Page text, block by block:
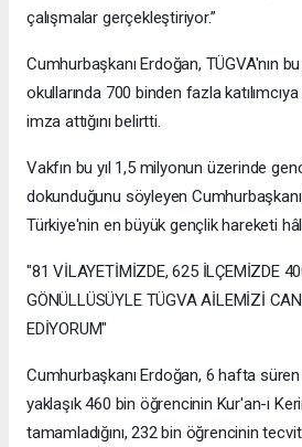
çalışmalar gerçekleştiriyor.”
Cumhurbaşkanı Erdoğan, TÜGVA'nın
okullarında 700 binden fazla
imza attığını belirtti.
Vakfın bu yıl 1,5 milyonun üzerinde
dokunduğunu söyleyen Cumhurbaşkanı
Türkiye'nin en büyük gençlik hareketi
"81 VİLAYETİMİZDE, 625 İLÇEMİZDE
GÖNÜLLÜSÜYLE TÜGVA AİLEMİZİ
EDİYORUM"
Cumhurbaşkanı Erdoğan, 6 hafta
yaklaşık 460 bin öğrencinin Kur'an-ı
tamamladığını, 232 bin öğrencinin tecvit